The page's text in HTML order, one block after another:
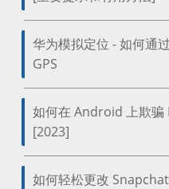
华为模拟定位 - 如何通
GPS
如何在 Android 上欺
[2023]
如何轻松更改